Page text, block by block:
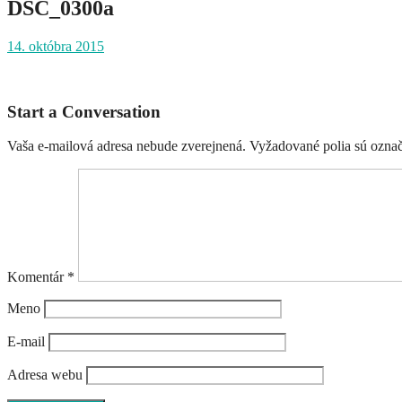
DSC_0300a
14. októbra 2015
Post
navigation
Start a Conversation
Vaša e-mailová adresa nebude zverejnená. Vyžadované polia sú
Komentár *
Meno
E-mail
Adresa webu